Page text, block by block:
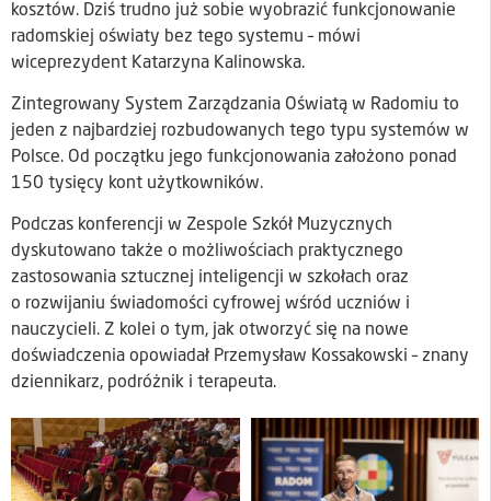
kosztów. Dziś trudno już sobie wyobrazić funkcjonowanie
radomskiej oświaty bez tego systemu – mówi
wiceprezydent Katarzyna Kalinowska.
Zintegrowany System Zarządzania Oświatą w Radomiu to
jeden z najbardziej rozbudowanych tego typu systemów w
Polsce. Od początku jego funkcjonowania założono ponad
150 tysięcy kont użytkowników.
Podczas konferencji w Zespole Szkół Muzycznych
dyskutowano także o możliwościach praktycznego
zastosowania sztucznej inteligencji w szkołach oraz
o rozwijaniu świadomości cyfrowej wśród uczniów i
nauczycieli. Z kolei o tym, jak otworzyć się na nowe
doświadczenia opowiadał Przemysław Kossakowski – znany
dziennikarz, podróżnik i terapeuta.